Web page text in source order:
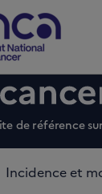
de référence
Incidence et